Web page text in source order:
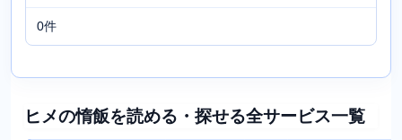
0件
ヒメの惰飯を読める・探せる全サービス一覧